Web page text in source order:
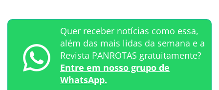
Quer receber notícias como essa,
além das mais lidas da semana e a
Revista PANROTAS gratuitamente?
Entre em nosso grupo de
WhatsApp.